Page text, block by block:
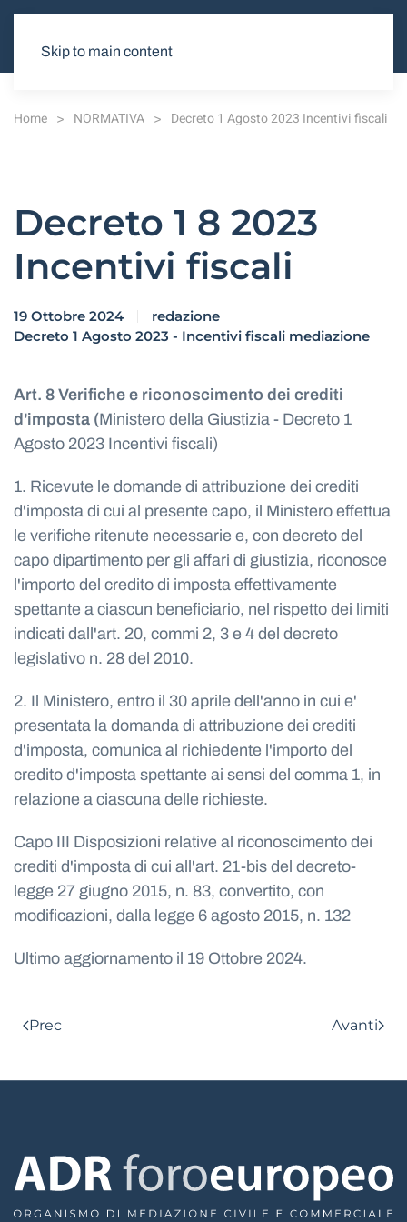
Skip to main content
Home NORMATIVA Decreto 1 Agosto 2023 Incentivi fiscali
Decreto 1 8 2023
Incentivi fiscali
19 Ottobre 2024
redazione
Decreto 1 Agosto 2023 - Incentivi fiscali mediazione
Art. 8 Verifiche e riconoscimento dei crediti
d'imposta (Ministero della Giustizia - Decreto 1
Agosto 2023 Incentivi fiscali)
1. Ricevute le domande di attribuzione dei crediti
d'imposta di cui al presente capo, il Ministero effettua
le verifiche ritenute necessarie e, con decreto del
capo dipartimento per gli affari di giustizia, riconosce
l'importo del credito di imposta effettivamente
spettante a ciascun beneficiario, nel rispetto dei limiti
indicati dall'art. 20, commi 2, 3 e 4 del decreto
legislativo n. 28 del 2010.
2. Il Ministero, entro il 30 aprile dell'anno in cui e'
presentata la domanda di attribuzione dei crediti
d'imposta, comunica al richiedente l'importo del
credito d'imposta spettante ai sensi del comma 1, in
relazione a ciascuna delle richieste.
Capo III Disposizioni relative al riconoscimento dei
crediti d'imposta di cui all'art. 21-bis del decreto-
legge 27 giugno 2015, n. 83, convertito, con
modificazioni, dalla legge 6 agosto 2015, n. 132
Ultimo aggiornamento il 19 Ottobre 2024.
Prec Avanti